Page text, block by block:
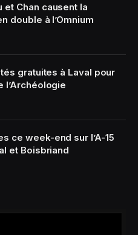
et Chan causent la
double à l’Omnium
gratuites à Laval pour
l’Archéologie
ce week-end sur l’A-15
et Boisbriand